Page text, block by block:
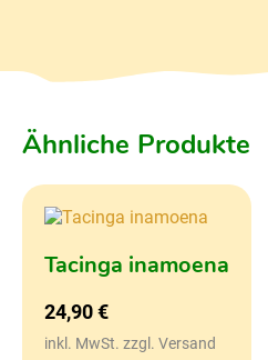
Ähnliche Produkte
Tacinga inamoena
24,90€
inkl. MwSt. zzgl. Versand